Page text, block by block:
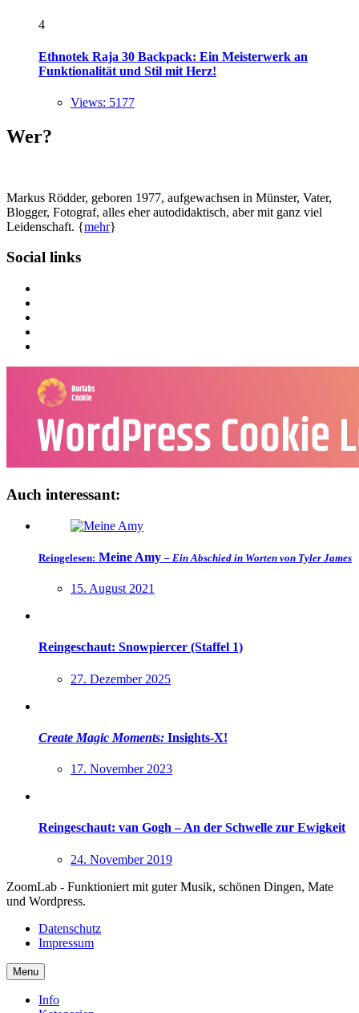
4
Ethnotek Raja 30 Backpack: Ein Meisterwerk an
Funktionalität und Stil mit Herz!
Views: 5177
Wer?
Markus Rödder, geboren 1977, aufgewachsen in Münster, Vater,
Blogger, Fotograf, alles eher autodidaktisch, aber mit ganz viel
Leidenschaft. {mehr}
Social links
Auch interessant:
Reingelesen: Meine Amy– Ein Abschied in Worten von Tyler James
15. August 2021
Reingeschaut: Snowpiercer (Staffel 1)
27. Dezember 2025
Create Magic Moments: Insights-X!
17. November 2023
Reingeschaut: van Gogh – An der Schwelle zur Ewigkeit
24. November 2019
ZoomLab - Funktioniert mit guter Musik, schönen Dingen, Mate
und Wordpress.
Datenschutz
Impressum
Menu
Info